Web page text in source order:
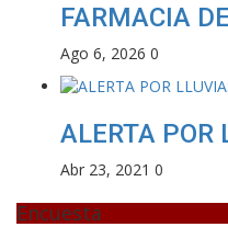
FARMACIA
Ago 6, 2026 0
ALERTA POR
Abr 23, 2021 0
Encuesta